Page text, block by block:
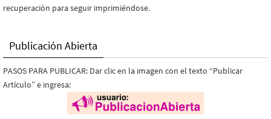
recuperación para seguir imprimiéndose.
Publicación Abierta
PASOS PARA PUBLICAR: Dar clic en la imagen con el texto “Publicar
Artículo” e ingresa: